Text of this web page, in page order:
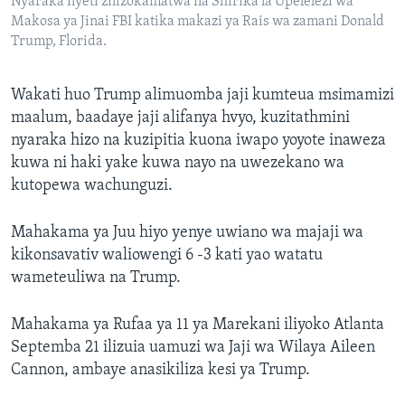
Makosa ya Jinai FBI katika makazi ya Rais wa zamani Donald
Trump, Florida.
Wakati huo Trump alimuomba jaji kumteua msimamizi
maalum, baadaye jaji alifanya hvyo, kuzitathmini
nyaraka hizo na kuzipitia kuona iwapo yoyote inaweza
kuwa ni haki yake kuwa nayo na uwezekano wa
kutopewa wachunguzi.
Mahakama ya Juu hiyo yenye uwiano wa majaji wa
kikonsavativ waliowengi 6 -3 kati yao watatu
wameteuliwa na Trump.
Mahakama ya Rufaa ya 11 ya Marekani iliyoko Atlanta
Septemba 21 ilizuia uamuzi wa Jaji wa Wilaya Aileen
Cannon, ambaye anasikiliza kesi ya Trump.